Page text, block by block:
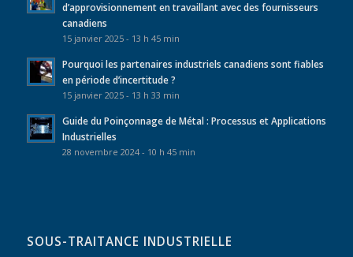
d’approvisionnement en travaillant avec des fournisseurs
canadiens
15 janvier 2025 - 13 h 45 min
Pourquoi les partenaires industriels canadiens sont fiables
en période d’incertitude ?
15 janvier 2025 - 13 h 33 min
Guide du Poinçonnage de Métal : Processus et Applications
Industrielles
28 novembre 2024 - 10 h 45 min
SOUS-TRAITANCE INDUSTRIELLE